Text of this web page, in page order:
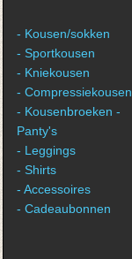
- Kousen/sokken
- Sportkousen
- Kniekousen
- Compressiekousen
- Kousenbroeken -
Panty's
- Leggings
- Shirts
- Accessoires
- Cadeaubonnen